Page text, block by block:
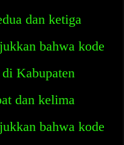
dan ketiga
bahwa kode
di Kabupaten
dan kelima
bahwa kode